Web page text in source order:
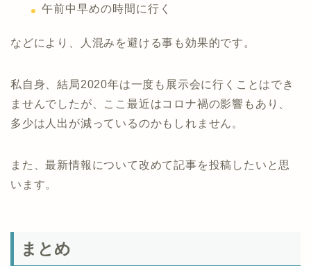
午前中早めの時間に行く
などにより、人混みを避ける事も効果的です。
私自身、結局2020年は一度も展示会に行くことはでき
ませんでしたが、ここ最近はコロナ禍の影響もあり、
多少は人出が減っているのかもしれません。
また、最新情報について改めて記事を投稿したいと思
います。
まとめ